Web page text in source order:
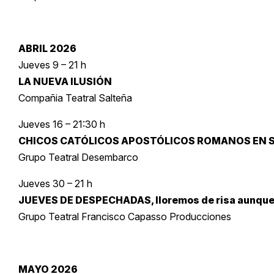
ABRIL 2026
Jueves 9 – 21 h
LA NUEVA ILUSIÓN
Compañia Teatral Salteña
Jueves 16 – 21:30 h
CHICOS CATÓLICOS APOSTÓLICOS ROMANOS EN
Grupo Teatral Desembarco
Jueves 30 – 21 h
JUEVES DE DESPECHADAS, lloremos de risa
Grupo Teatral Francisco Capasso Producciones
MAYO 2026